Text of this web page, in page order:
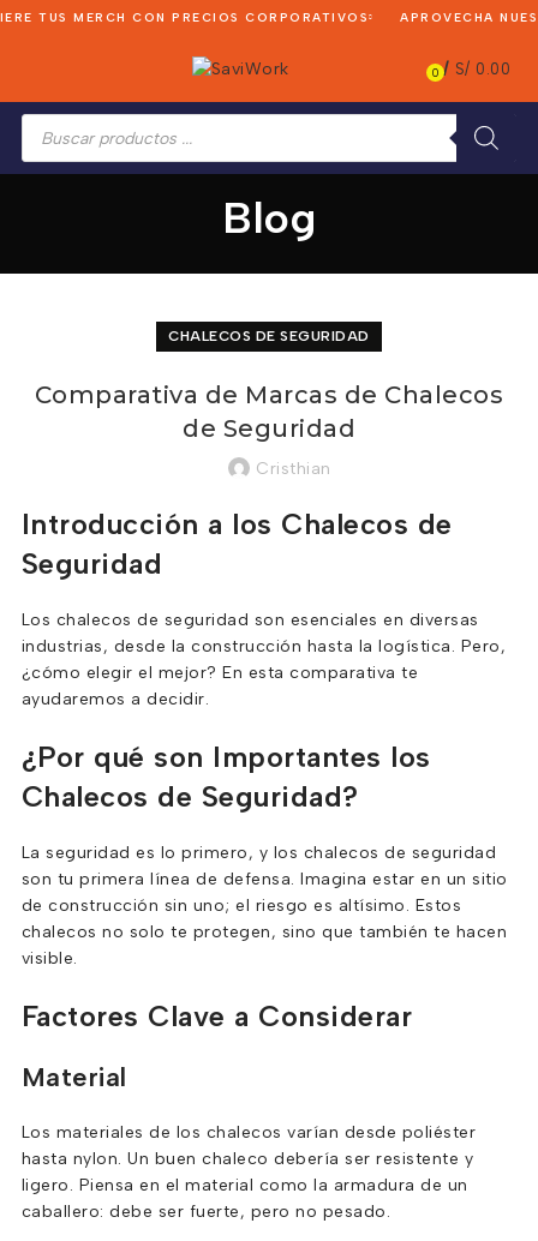
TUS MERCH CON PRECIOS CORPORATIVOS APROVECHA
0 / S/ 0.00
Búsqueda
productos
Blog
CHALECOS DE SEGURIDAD
Comparativa de Marcas de Chalecos
de Seguridad
Cristhian
Introducción a los Chalecos de
Seguridad
Los chalecos de seguridad son esenciales en diversas
industrias, desde la construcción hasta la logística. Pero,
¿cómo elegir el mejor? En esta comparativa te
ayudaremos a decidir.
¿Por qué son Importantes los
Chalecos de Seguridad?
La seguridad es lo primero, y los chalecos de seguridad
son tu primera línea de defensa. Imagina estar en un sitio
de construcción sin uno; el riesgo es altísimo. Estos
chalecos no solo te protegen, sino que también te hacen
visible.
Factores Clave a Considerar
Material
Los materiales de los chalecos varían desde poliéster
hasta nylon. Un buen chaleco debería ser resistente y
ligero. Piensa en el material como la armadura de un
caballero: debe ser fuerte, pero no pesado.